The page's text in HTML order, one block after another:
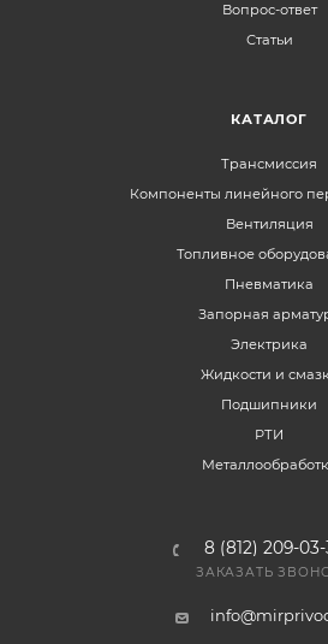
Вопрос-ответ
Статьи
КАТАЛОГ
Трансмиссия
Компоненты линейного
Вентиляция
Топливное
Пневматика
Запорная
Электрика
Жидкости и
Подшипники
РТИ
8 (812) 209-03-
ЗАКАЗАТЬ